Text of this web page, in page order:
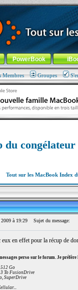
-Aller au menu de
PowerBook
Membres Groupes
du congélateur
Tout sur les MacBook Index
à 19:29 Sujet du message:
eux en effet pour la récup de
perso sur le forum. Je préfère
Go
To FusionDrive
SuperDrive